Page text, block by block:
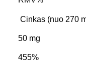
Cinkas (nuo 270
50 mg
455%